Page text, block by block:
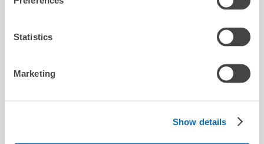
Statistics
Marketing
Show details